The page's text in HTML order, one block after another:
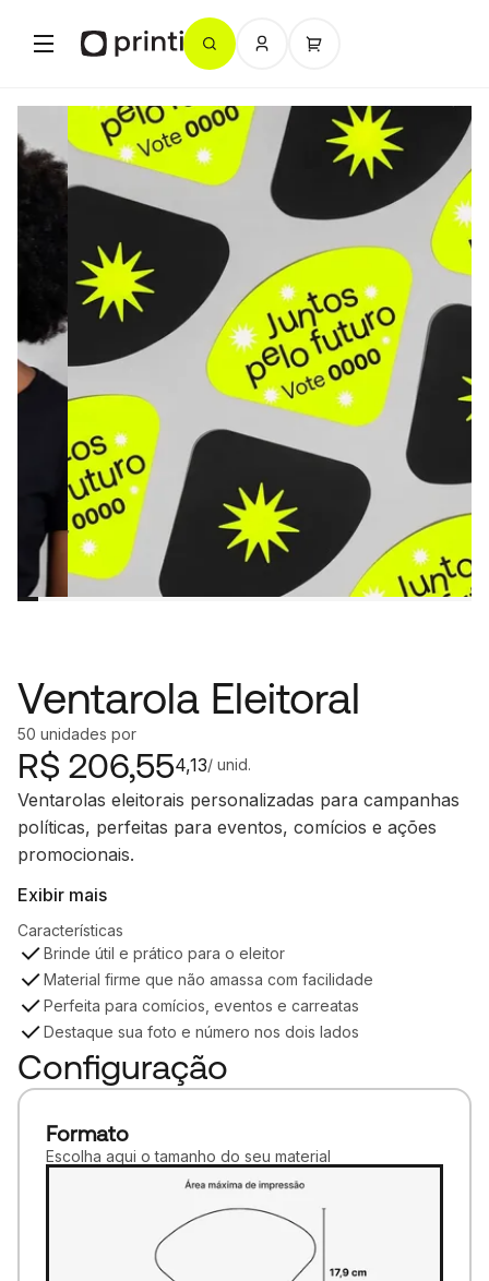
Ventarola Eleitoral
50 unidades por
R$ 206,55 / unid.
4,13
Ventarolas eleitorais personalizadas para campanhas
políticas, perfeitas para eventos, comícios e ações
promocionais.
Exibir mais
Características
Brinde útil e prático para o eleitor
Material firme que não amassa com facilidade
Perfeita para comícios, eventos e carreatas
Destaque sua foto e número nos dois lados
Configuração
Formato
Escolha aqui o tamanho do seu material